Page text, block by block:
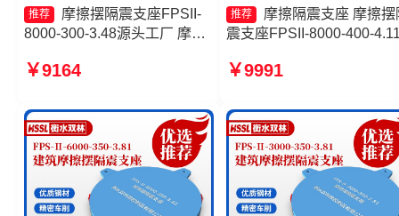
推荐
摩擦摆隔震支座FPSII-
8000-300-3.48源头工厂 摩擦
生产厂家 摩擦摆隔震支座
隔震支座FPSII-6000-350-
3.81厂家
￥9164
推荐
摩擦隔震支座 摩擦摆
震支座FPSII-8000-400-
FPSII-7000-300-3.48 FPS
￥9991